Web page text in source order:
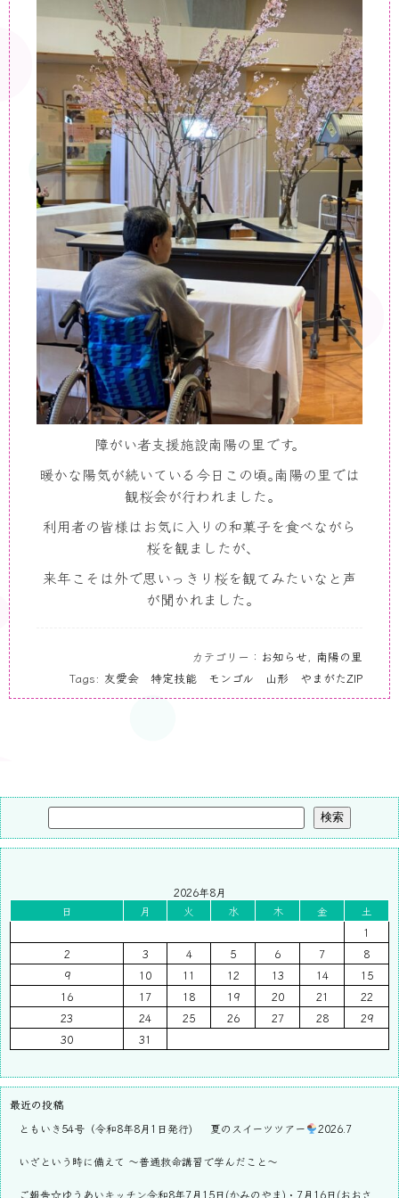
障がい者支援施設南陽の里です。
暖かな陽気が続いている今日この頃｡南陽の里では
観桜会が行われました｡
利用者の皆様はお気に入りの和菓子を食べながら
桜を観ましたが､
来年こそは外で思いっきり桜を観てみたいなと声
が聞かれました｡
カテゴリー： お知らせ, 南陽の里
Tags: 友愛会 特定技能 モンゴル 山形 やまがたZIP
検索
2026年8月
日
月 火 水 木 金
土
1
2
3 4 5 6 7
8
9
10 11 12 13 14
15
16
17 18 19 20 21
22
23
24 25 26 27 28
29
30
31
最近の投稿
ともいき54号（令和8年8月1日発行)
夏のスイーツツアー 2026.7
いざという時に備えて ～普通救命講習で学んだこと～
ご報告☆ゆうあいキッチン令和8年7月15日(かみのやま)・7月16日(おおさ